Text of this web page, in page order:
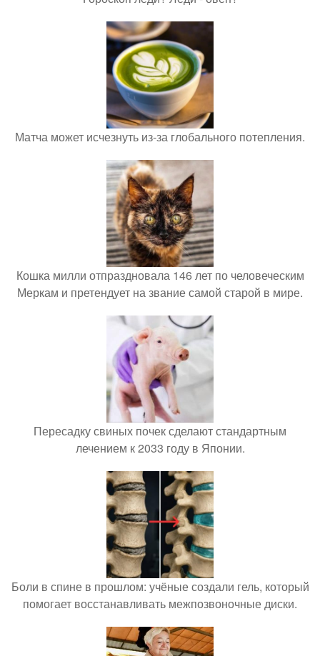
Матча может исчезнуть из-за глобального потепления.
Кошка милли отпраздновала 146 лет по человеческим
Меркам и претендует на звание самой старой в мире.
Пересадку свиных почек сделают стандартным
лечением к 2033 году в Японии.
Боли в спине в прошлом: учёные создали гель, который
помогает восстанавливать межпозвоночные диски.